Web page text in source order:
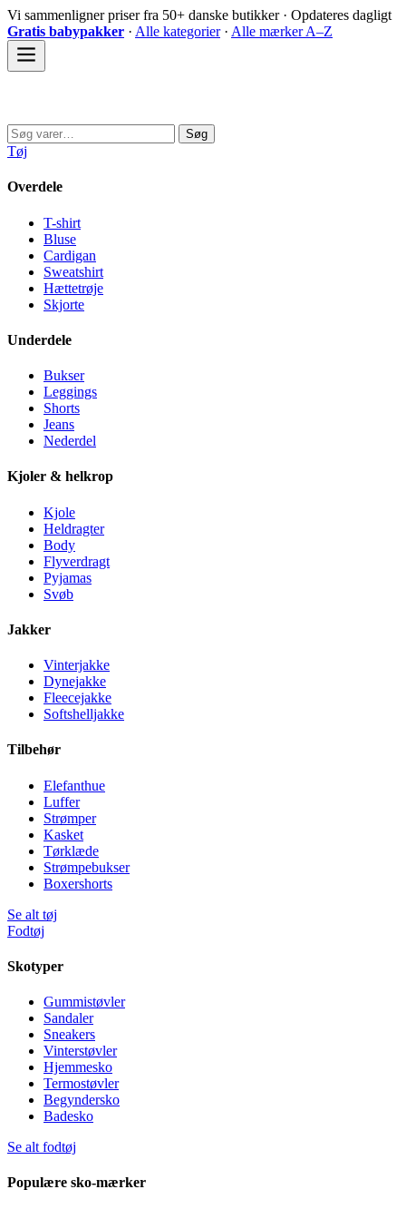
Spring
til
indhold
Vi sammenligner priser fra 50+ danske butikker · Opdateres dagligt
Gratis babypakker · Alle kategorier· Alle mærker A–Z
Søg
efter:
Søg
Tøj
Overdele
T-shirt
Bluse
Cardigan
Sweatshirt
Hættetrøje
Skjorte
Underdele
Bukser
Leggings
Shorts
Jeans
Nederdel
Kjoler & helkrop
Kjole
Heldragter
Body
Flyverdragt
Pyjamas
Svøb
Jakker
Vinterjakke
Dynejakke
Fleecejakke
Softshelljakke
Tilbehør
Elefanthue
Luffer
Strømper
Kasket
Tørklæde
Strømpebukser
Boxershorts
Se alt tøj
Fodtøj
Skotyper
Gummistøvler
Sandaler
Sneakers
Vinterstøvler
Hjemmesko
Termostøvler
Begyndersko
Badesko
Se alt fodtøj
Populære sko-mærker